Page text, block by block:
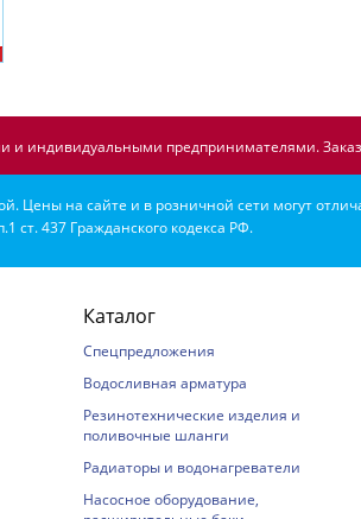
индивидуальными предпринимателями.
Цены на сайте и в розничной сети могут
ст. 437 Гражданского кодекса РФ.
Каталог
Спецпредложения
Водосливная арматура
Резинотехнические изделия и
поливочные шланги
Радиаторы и водонагреватели
Насосное оборудование,